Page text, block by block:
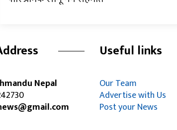
Nepal
Useful links
Our Team
Advertise with Us
Post your News